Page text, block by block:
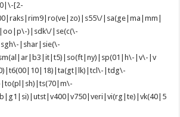
[2-
|sa(ge|ma|mm|
)|sdk\/|se(c(\-
|shar|sie(\-
|v\-|v
|tdg\-